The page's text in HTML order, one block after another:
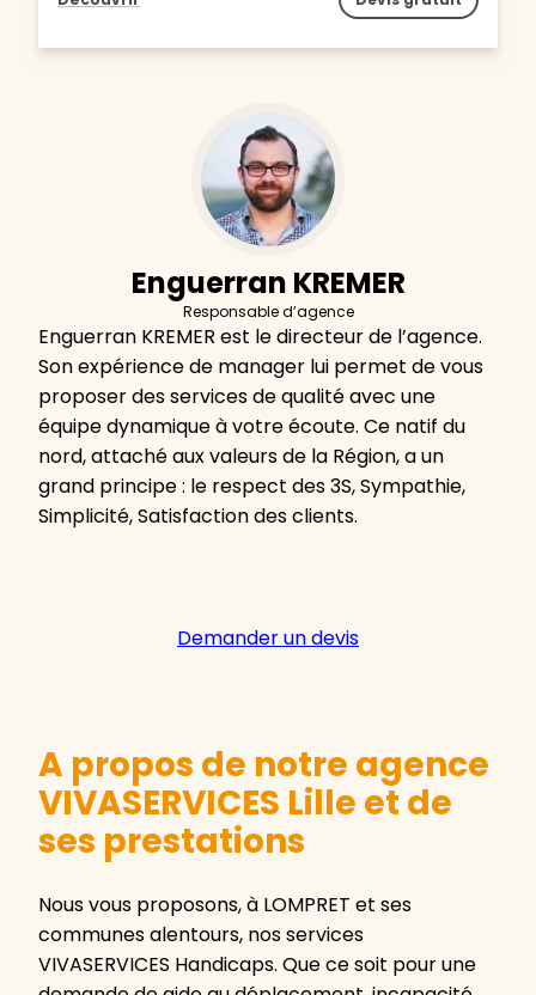
Enguerran KREMER
Responsable d’agence
Enguerran KREMER est le directeur de l’agence.
Son expérience de manager lui permet de vous
proposer des services de qualité avec une
équipe dynamique à votre écoute. Ce natif du
nord, attaché aux valeurs de la Région, a un
grand principe : le respect des 3S, Sympathie,
Simplicité, Satisfaction des clients.
Demander un devis
A propos de notre agence
VIVASERVICES Lille et de
ses prestations
Nous vous proposons, à LOMPRET et ses
communes alentours, nos services
VIVASERVICES Handicaps. Que ce soit pour une